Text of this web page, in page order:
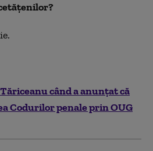
când a anunţat că
Codurilor penale prin OUG